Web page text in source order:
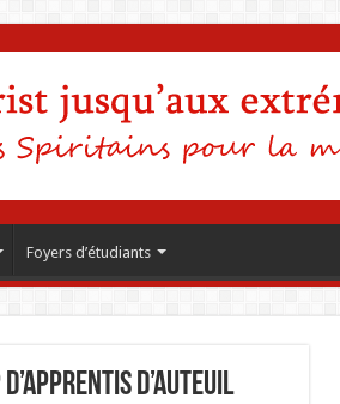
Foyers d’étudiants
d’Auteuil